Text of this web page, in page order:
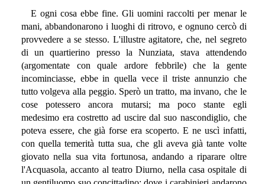
E ogni cosa ebbe fine. Gli uomini raccolti per menar le
mani, abbandonarono i luoghi di ritrovo, e ognuno cercò di
provvedere a se stesso. L'illustre agitatore, che, nel segreto
di un quartierino presso la Nunziata, stava attendendo
(argomentate con quale ardore febbrile) che la gente
incominciasse, ebbe in quella vece il triste annunzio che
tutto volgeva alla peggio. Sperò un tratto, ma invano, che le
cose potessero ancora mutarsi; ma poco stante egli
medesimo era costretto ad uscire dal suo nascondiglio, che
poteva essere, che già forse era scoperto. E ne uscì infatti,
con quella temerità tutta sua, che gli aveva già tante volte
giovato nella sua vita fortunosa, andando a riparare oltre
l'Acquasola, accanto al teatro Diurno, nella casa ospitale di